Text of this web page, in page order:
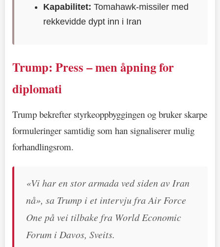
Kapabilitet: Tomahawk-missiler med
rekkevidde dypt inn i Iran
Trump: Press – men åpning for
diplomati
Trump bekrefter styrkeoppbyggingen og bruker skarpe
formuleringer samtidig som han signaliserer mulig
forhandlingsrom.
«Vi har en stor armada ved siden av Iran
nå», sa Trump i et intervju fra Air Force
One på vei tilbake fra World Economic
Forum i Davos, Sveits.